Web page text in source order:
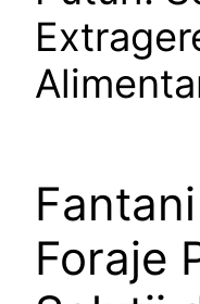
Foraje